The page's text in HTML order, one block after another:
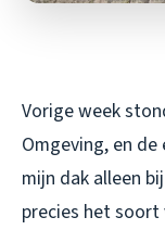
Vorige week
Omgeving, en
mijn dak alleen
precies het